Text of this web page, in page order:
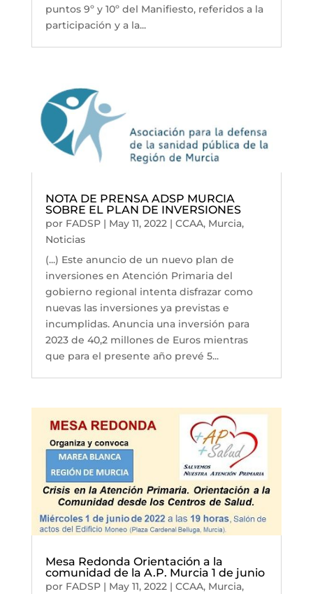
puntos 9º y 10º del Manifiesto, referidos a la
participación y a la...
NOTA DE PRENSA ADSP MURCIA
SOBRE EL PLAN DE INVERSIONES
por FADSP| May 11, 2022| CCAA, Murcia,
Noticias
(...) Este anuncio de un nuevo plan de
inversiones en Atención Primaria del
gobierno regional intenta disfrazar como
nuevas las inversiones ya previstas e
incumplidas. Anuncia una inversión para
2023 de 40,2 millones de Euros mientras
que para el presente año prevé 5...
Mesa Redonda Orientación a la
comunidad de la A.P. Murcia 1 de junio
por FADSP| May 11, 2022| CCAA, Murcia,